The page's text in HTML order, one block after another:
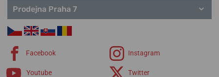
Prodejna Praha 7
Facebook Instagram
Youtube Twitter